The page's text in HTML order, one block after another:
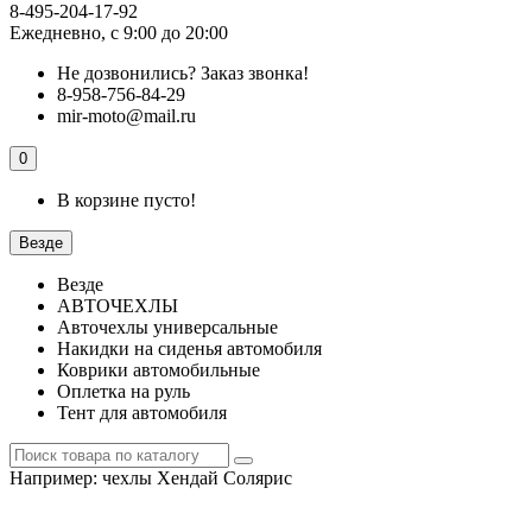
8-495-204-17-92
Ежедневно, с 9:00 до 20:00
Не дозвонились? Заказ звонка!
8-958-756-84-29
mir-moto@mail.ru
0
В корзине пусто!
Везде
Везде
АВТОЧЕХЛЫ
Авточехлы универсальные
Накидки на сиденья автомобиля
Коврики автомобильные
Оплетка на руль
Тент для автомобиля
Например: чехлы Хендай Солярис